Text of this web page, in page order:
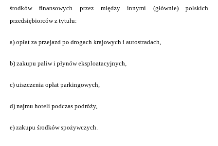
środków finansowych przez między innymi (głównie) polskich
przedsiębiorców z tytułu:
a) opłat za przejazd po drogach krajowych i autostradach,
b) zakupu paliw i płynów eksploatacyjnych,
c) uiszczenia opłat parkingowych,
d) najmu hoteli podczas podróży,
e) zakupu środków spożywczych.